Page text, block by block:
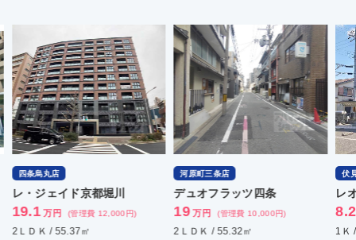
四条烏丸店
レ・ジェイド京都堀川
19.1 万円 (管理費 12,000円)
2ＬＤＫ / 55.37㎡
河原町三条店
デュオフラッツ四条
19 万円 (管理費 10,000円)
2ＬＤＫ / 55.32㎡
伏
レ
8.2
1Ｋ